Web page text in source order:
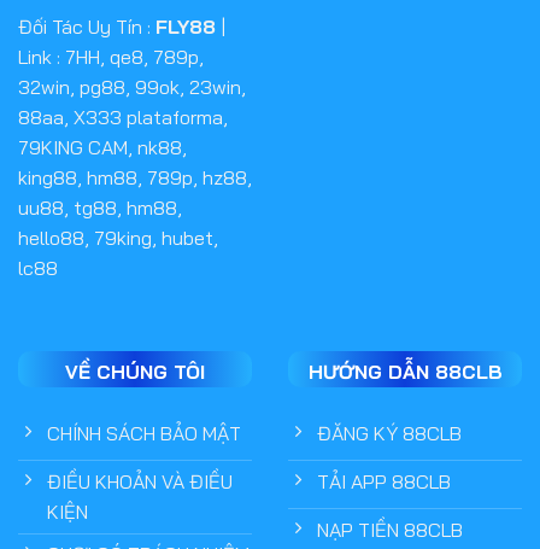
Đối Tác Uy Tín : FLY88
Link : 7HH, qe8, 789p,
32win, pg88, 99ok, 23win,
88aa, X333 plataforma,
79KING CAM, nk88,
king88, hm88, 789p, hz88,
uu88, tg88, hm88,
hello88, 79king, hubet,
lc88
VỀ CHÚNG TÔI
CHÍNH SÁCH BẢO MẬT
ĐIỀU KHOẢN VÀ ĐIỀU
KIỆN
HƯỚNG DẪN 88CLB
ĐĂNG KÝ 88CLB
TẢI APP 88CLB
NẠP TIỀN 88CLB